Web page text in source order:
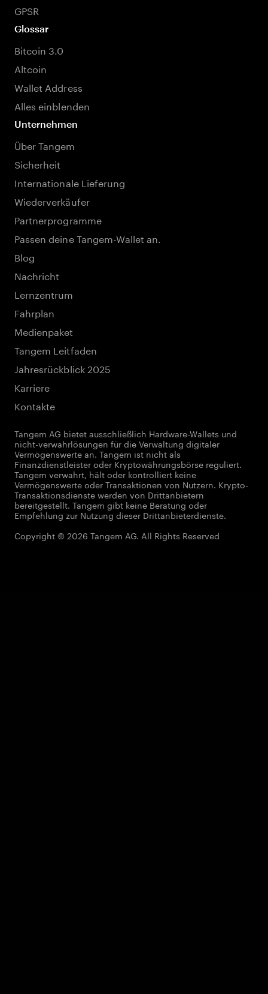
GPSR
Glossar
Bitcoin 3.0
Altcoin
Wallet Address
Alles einblenden
Unternehmen
Über Tangem
Sicherheit
Internationale Lieferung
Wiederverkäufer
Partnerprogramme
Passen deine Tangem-Wallet an.
Blog
Nachricht
Lernzentrum
Fahrplan
Medienpaket
Tangem Leitfaden
Jahresrückblick 2025
Karriere
Kontakte
Tangem AG bietet ausschließlich Hardware-Wallets und
nicht-verwahrlösungen für die Verwaltung digitaler
Vermögenswerte an. Tangem ist nicht als
Finanzdienstleister oder Kryptowährungsbörse reguliert.
Tangem verwahrt, hält oder kontrolliert keine
Vermögenswerte oder Transaktionen von Nutzern. Krypto-
Transaktionsdienste werden von Drittanbietern
bereitgestellt. Tangem gibt keine Beratung oder
Empfehlung zur Nutzung dieser Drittanbieterdienste.